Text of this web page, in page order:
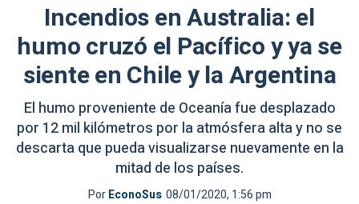
Incendios en Australia: el
humo cruzó el Pacífico y ya se
siente en Chile y la Argentina
El humo proveniente de Oceanía fue desplazado
por 12 mil kilómetros por la atmósfera alta y no se
descarta que pueda visualizarse nuevamente en la
mitad de los países.
PorEconoSus 08/01/2020, 1:56 pm